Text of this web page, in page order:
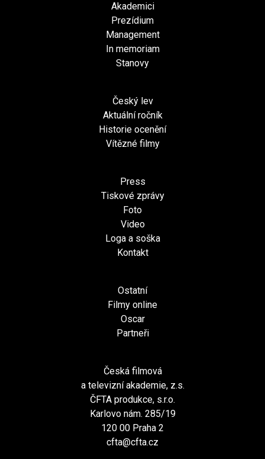
Akademici
Prezídium
Management
In memoriam
Stanovy
Český lev
Aktuální ročník
Historie ocenění
Vítězné filmy
Press
Tiskové zprávy
Foto
Video
Loga a soška
Kontakt
Ostatní
Filmy online
Oscar
Partneři
Česká filmová
a televizní akademie, z.s.
ČFTA produkce, s.r.o.
Karlovo nám. 285/19
120 00 Praha 2
cfta@cfta.cz